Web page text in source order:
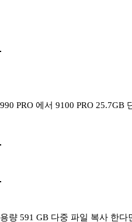
990 PRO 에서 9100 PRO
용량 591 GB 다중 파일 복사 한다